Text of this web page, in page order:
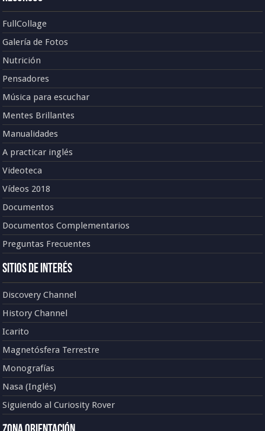
FullCollage
Galería de Fotos
Nutrición
Pensadores
Música para escuchar
Mentes Brillantes
Manualidades
A practicar inglés
Videoteca
Vídeos 2018
Documentos
Documentos Complementarios
Preguntas Frecuentes
Sitios de Interés
Discovery Channel
History Channel
Icarito
Magnetósfera Terrestre
Monografías
Nasa (Inglés)
Siguiendo al Curiosity Rover